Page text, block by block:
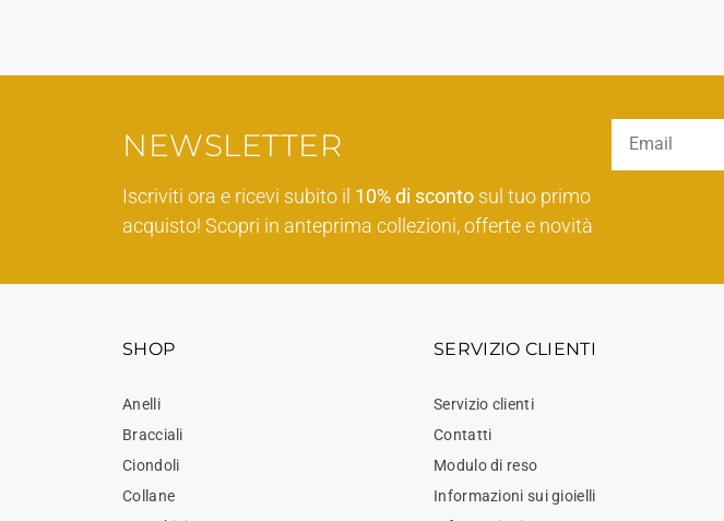
NEWSLETTER
Iscriviti ora e ricevi subito il 10% di sconto sul tuo primo
acquisto! Scopri in anteprima collezioni, offerte e novità
SHOP
Anelli
Bracciali
Ciondoli
Collane
SERVIZIO CLIENTI
Servizio clienti
Contatti
Modulo di reso
Informazioni sui gioielli